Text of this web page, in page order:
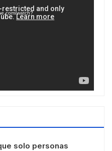
watch?
solo personas